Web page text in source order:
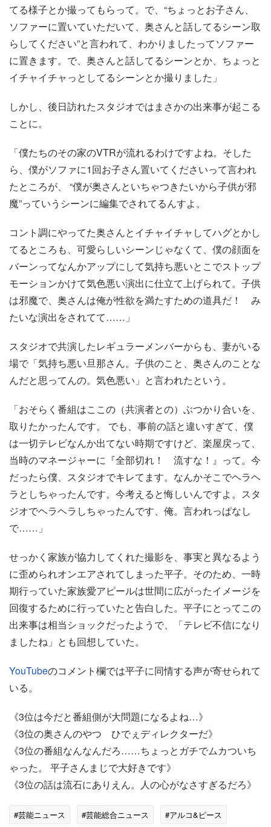
てる様子とか撮ってもらって。で、“ちょっとお子さん、
ソファーに置いていただいて、奥さんと話してるシーン取
らしてください”と言われて、わかりましたってソファー
に置きます。で、奥さんと話してるシーンとか、ちょっと
イチャイチャっとしてるシーンとか撮りました」
しかし、後日訪れたスタジオではまさかの出来事が起こる
ことに。
「僕たちのその家のVTRが流れるわけですよね。そした
ら、僕がソファに1回お子さん置いてくださいって言われ
たところが、 “僕が奥さんといちゃつきたいから子供が邪
魔”っていうシーンに編集でされてるんすよ。
コント調にやってた奥さんとイチャイチャしてハグとかし
てるところも、可愛らしいシーンじゃなくて、僕の顔面を
バーンってなんかアップにして気持ち悪いとこでストップ
モーションかけて気色悪い演出に仕立て上げられて。子供
は邪魔で、奥さんは俺が性欲を満たすための道具だ！ み
たいな演出をされてて……」
スタジオで共演したレギュラーメンバーからも、妻がいる
場で「気持ち悪い旦那さん。子供のこと、奥さんのことな
んだと思ってんの。気色悪い」と言われたという。
「おそらく番組はここの（共演者との）ぶつかり合いを、
取りたかったんです。 でも、事前の話と違いすぎて、僕
は一切テレビなんか出てない時期ですけど、楽屋戻って、
当時のマネージャーに『全部切れ！ 流すな！』って。今
だったら僕、スタジオでキレてます。なんかそこでヘラヘ
ラとしちゃったんです。今考えると悔しいんですよ。スタ
ジオでヘラヘラしちゃったんです、俺。言われっぱなし
で……」
せっかく家族が協力してくれた撮影を、事実と異なるよう
に歪められオンエアされてしまった平子。そのため、一時
期行っていた家族愛アピールは世間に広がったイメージを
回復するために行っていたと告白した。平子にとってこの
出来事は相当ショックだったようで、「テレビ不信になり
ましたね」とも回想していた。
YouTubeのコメント欄では平子に同情する声が寄せられて
いる。
《3位は今だと番組側が大問題になるよね…》
《3位の奥さんのやつ ひでぇディレクターだ》
《3位の番組なんなんだろ……ちょっとガチでムカついち
ゃった。 平子さんまじで大好きです》
《3位の話は流石にありえん。人の心がなさすぎるだろ》
#芸能ニュース #芸能総合ニュース #アルコ&ピース